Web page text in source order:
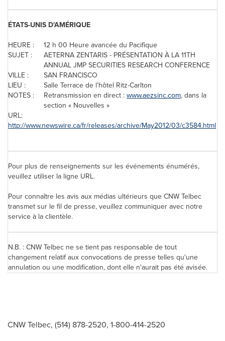
ÉTATS-UNIS D'AMÉRIQUE
HEURE :
12 h 00 Heure avancée du Pacifique
SUJET :
AETERNA ZENTARIS - PRÉSENTATION À LA 11TH
ANNUAL JMP SECURITIES RESEARCH CONFERENCE
VILLE :
SAN FRANCISCO
LIEU :
Salle Terrace de l’hôtel Ritz-Carlton
NOTES :
Retransmission en direct :www.aezsinc.com, dans la
section « Nouvelles »
URL:
http://www.newswire.ca/fr/releases/archive/May2012/03/c3584.html
Pour plus de renseignements sur les événements énumérés,
veuillez utiliser la ligne URL.
Pour connaître les avis aux médias ultérieurs que CNW Telbec
transmet sur le fil de presse, veuillez communiquer avec notre
service à la clientèle.
N.B. : CNW Telbec ne se tient pas responsable de tout
changement relatif aux convocations de presse telles qu'une
annulation ou une modification, dont elle n'aurait pas été avisée.
CNW Telbec, (514) 878-2520, 1-800-414-2520